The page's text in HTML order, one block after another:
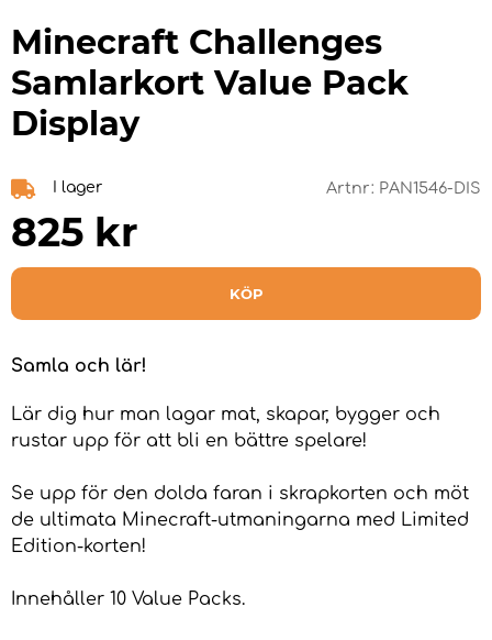
Minecraft Challenges
Samlarkort Value Pack
Display
I lager Artnr: PAN1546-DIS
825 kr
KÖP
Samla och lär!
Lär dig hur man lagar mat, skapar, bygger och
rustar upp för att bli en bättre spelare!
Se upp för den dolda faran i skrapkorten och möt
de ultimata Minecraft-utmaningarna med Limited
Edition-korten!
Innehåller 10 Value Packs.